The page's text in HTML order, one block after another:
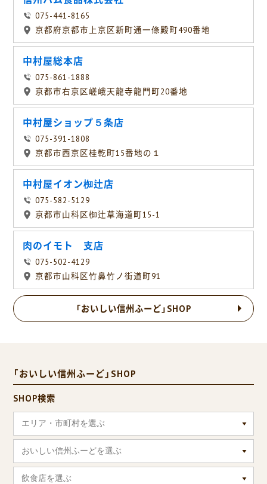
075-441-8165
京都府京都市上京区新町通一條殿町490番地
中村屋総本店
075-861-1888
京都市右京区嵯峨天龍寺龍門町20番地
中村屋ショップ５条店
075-391-1808
京都市西京区桂乾町15番地の１
中村屋イオン椥辻店
075-582-5129
京都市山科区椥辻草海道町15-1
肉のイモト 支店
075-502-4129
京都市山科区竹鼻竹ノ街道町91
「おいしい信州ふーど」SHOP
「おいしい信州ふーど」SHOP
SHOP検索
エリア・市町村を選ぶ
おいしい信州ふーどを選ぶ
飲食店を選ぶ